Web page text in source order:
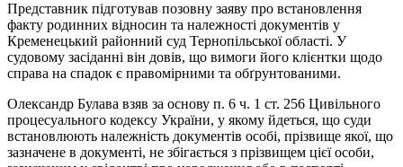
Представник підготував позовну заяву про встановлення
факту родинних відносин та належності документів у
Кременецький районний суд Тернопільської області. У
судовому засіданні він довів, що вимоги його клієнтки щодо
справа на спадок є правомірними та обґрунтованими.
Олександр Булава взяв за основу п. 6 ч. 1 ст. 256 Цивільного
процесуального кодексу України, у якому йдеться, що суди
встановлюють належність документів особі, прізвище якої, що
зазначене в документі, не збігається з прізвищем цієї особи,